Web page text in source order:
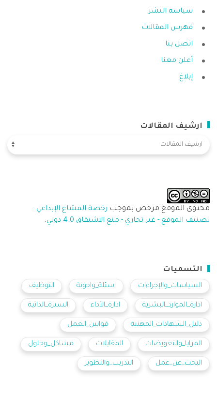
سياسة النشر
فهرس المقالات
اتصل بنا
أعلن معنا
إبلاغ
ارشيف المقالات
محتوى الموقع مرخص بموجب رخصة المشاع الإبداعي -
تصنيف الموقع - غير تجاري - منع الاشتقاق 4.0 دولي
.
التسميات
السياسات_والإجراءات اسئلة_واجوبة التوظيف
ادارة_الموارد_البشرية ادارة_الأداء السيرة_الذاتية
دليل_الشهادات_المهنية قوانين_العمل
المزايا_والتعويضات المقابلات مشاكل_وحلول
البحث_عن_عمل التدريب_والتطوير